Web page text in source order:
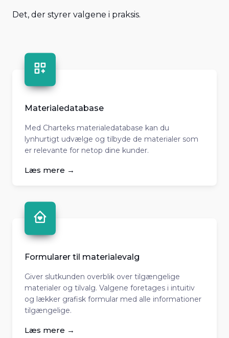
Det, der styrer valgene i praksis.
Materialedatabase
Med Charteks materialedatabase kan du
lynhurtigt udvælge og tilbyde de materialer som
er relevante for netop dine kunder.
Læs mere →
Formularer til materialevalg
Giver slutkunden overblik over tilgængelige
materialer og tilvalg. Valgene foretages i intuitiv
og lækker grafisk formular med alle informationer
tilgængelige.
Læs mere →